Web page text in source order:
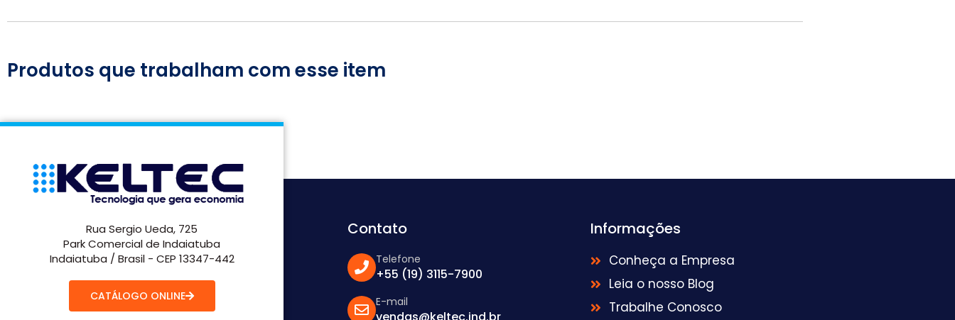
Produtos que trabalham com esse item
Rua Sergio Ueda, 725
Park Comercial de Indaiatuba
Indaiatuba / Brasil - CEP 13347-442
CATÁLOGO ONLINE
Contato
Telefone
+55 (19) 3115-7900
E-mail
Informações
Conheça a Empresa
Leia o nosso Blog
Trabalhe Conosco